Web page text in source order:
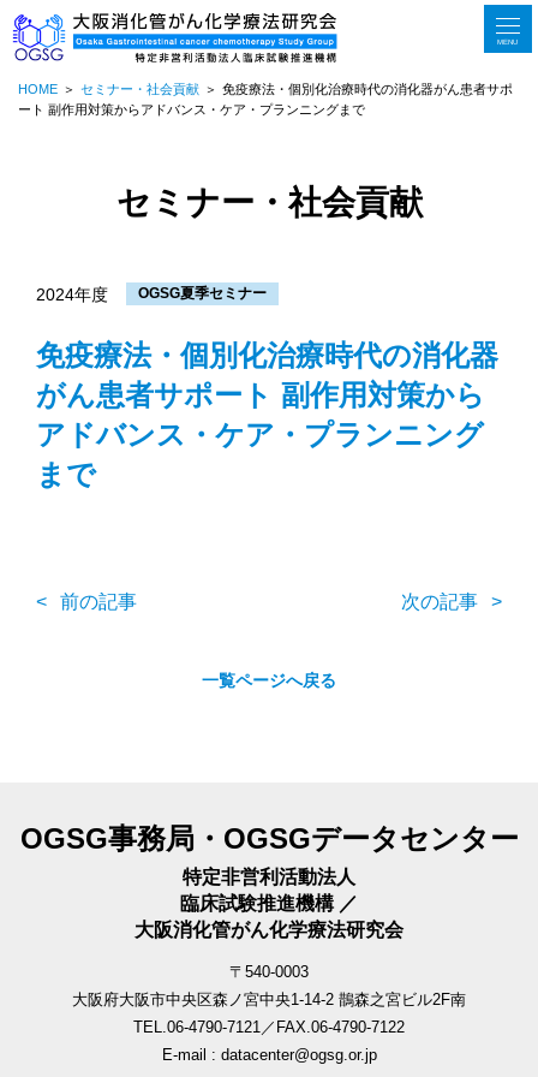
MENU
HOME セミナー・社会貢献
免疫療法・個別化治療時代の消化器がん患者サポ
ート 副作用対策からアドバンス・ケア・プランニングまで
セミナー・社会貢献
2024年度 OGSG夏季セミナー
免疫療法・個別化治療時代の消化器
がん患者サポート 副作用対策から
アドバンス・ケア・プランニング
まで
前の記事 次の記事
一覧ページへ戻る
OGSG事務局・OGSGデータセンター
特定非営利活動法人
臨床試験推進機構 ／
大阪消化管がん化学療法研究会
〒540-0003
大阪府大阪市中央区森ノ宮中央1-14-2 鵲森之宮ビル2F南
TEL.06-4790-7121／FAX.06-4790-7122
E-mail : datacenter@ogsg.or.jp